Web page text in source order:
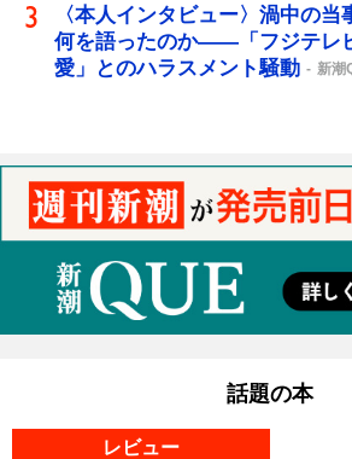
〈本人インタビュー〉渦中の
何を語ったのか――「フジテレ
愛」とのハラスメント騒動
新潮
話題の本
レビュー